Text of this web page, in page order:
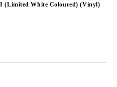
(Limited White Coloured) (Vinyl)